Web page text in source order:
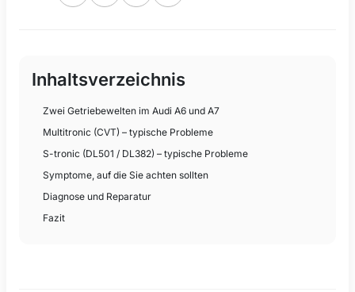
Inhaltsverzeichnis
Zwei Getriebewelten im Audi A6 und A7
Multitronic (CVT) – typische Probleme
S-tronic (DL501 / DL382) – typische Probleme
Symptome, auf die Sie achten sollten
Diagnose und Reparatur
Fazit